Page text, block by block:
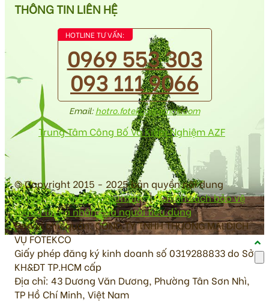
THÔNG TIN LIÊN HỆ
HOTLINE TƯ VẤN:
0969 553 303
093 111 9066
Email:hotro.fotekco@gmail.com
Trung Tâm Công Bố Và Kiểm Nghiệm AZF
© Copyright 2015 - 2025 bản quyền nội dung
antoanvesinhthucpham.vn|Chính sách bảo vệ
thông tin cá nhân của người tiêu dùng
Đơn vị chủ quản: CÔNG TY TNHH THƯƠNG MẠI DỊCH
VỤ FOTEKCO
Giấy phép đăng ký kinh doanh số 0319288833 do Sở
KH&ĐT TP.HCM cấp
Địa chỉ: 43 Dương Văn Dương, Phường Tân Sơn Nhì,
TP Hồ Chí Minh, Việt Nam